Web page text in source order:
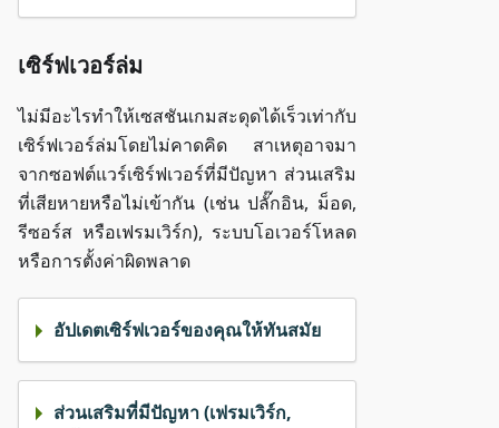
เซิร์ฟเวอร์ล่ม
ไม่มีอะไรทำให้เซสชันเกมสะดุดได้เร็วเท่ากับ
เซิร์ฟเวอร์ล่มโดยไม่คาดคิด สาเหตุอาจมา
จากซอฟต์แวร์เซิร์ฟเวอร์ที่มีปัญหา ส่วนเสริม
ที่เสียหายหรือไม่เข้ากัน (เช่น ปลั๊กอิน, ม็อด,
รีซอร์ส หรือเฟรมเวิร์ก), ระบบโอเวอร์โหลด
หรือการตั้งค่าผิดพลาด
อัปเดตเซิร์ฟเวอร์ของคุณให้ทันสมัย
ส่วนเสริมที่มีปัญหา (เฟรมเวิร์ก,